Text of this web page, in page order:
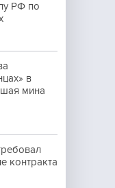
РФ по
в
мина
контракта